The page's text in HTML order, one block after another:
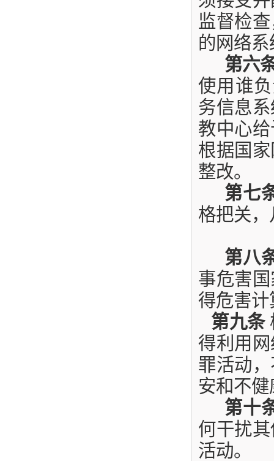
监督检
的网络
第六
使用谁
务信息
教中心
根据国
整改。
第七
格把关
第八
事危害
得危害
第九条
得利用
罪活动
安和不
第十
何干扰
活动。